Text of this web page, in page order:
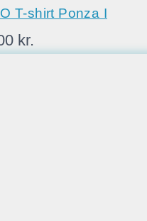
T-shirt Ponza I
kr.